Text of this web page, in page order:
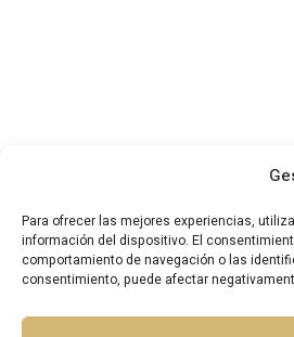
Para ofrecer las mejores experiencias,
información del dispositivo. El
comportamiento de navegación o las
consentimiento, puede afectar